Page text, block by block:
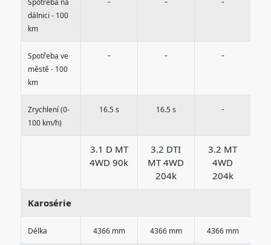
Spotřeba na
dálnici - 100
km
Spotřeba ve
městě - 100
km
- - -
Zrychlení (0-
100 km/h)
16.5 s 16.5 s -
3.1 D MT
4WD 90k
3.2 DTI
MT 4WD
204k
3.2 MT
4WD
204k
Karosérie
Délka 4366 mm 4366 mm 4366 mm